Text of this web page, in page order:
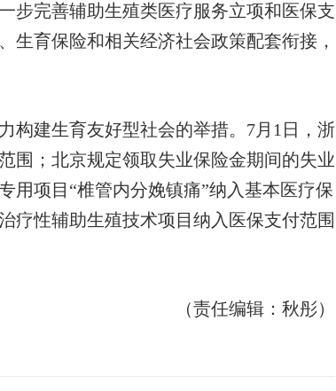
步完善辅助生殖类医疗服务立项和医保支
生育保险和相关经济社会政策配套衔接，
建生育友好型社会的举措。7月1日，浙
围；北京规定领取失业保险金期间的失业
用项目“椎管内分娩镇痛”纳入基本医疗保
疗性辅助生殖技术项目纳入医保支付范围
（责任编辑：秋彤）